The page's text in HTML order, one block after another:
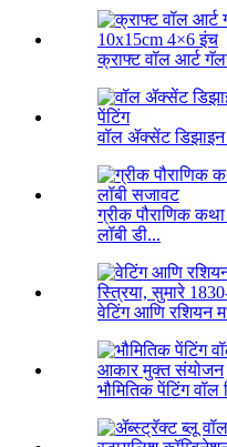
क्राफ्ट वॉल आर्ट
वॉल ॲक्सेंट डिझाइन
ग्रीक पौराणिक
लॉबी डी...
वेटिंग आणि रशियन
भौमितिक पेंटिंग